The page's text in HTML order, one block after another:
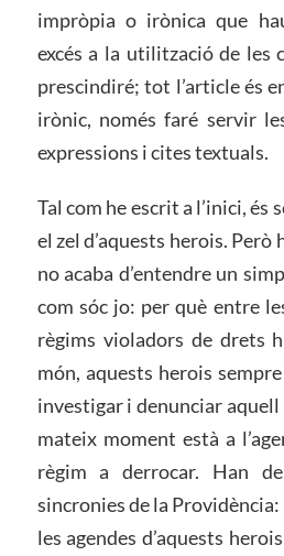
impròpia o irònica que
excés a la utilització de les
prescindiré; tot l’article és
irònic, només faré servir
expressions i cites textuals.
Tal com he escrit a l’inici, és
el zel d’aquests herois. Però
no acaba d’entendre un
com sóc jo: per què entre
règims violadors de drets
món, aquests herois
investigar i denunciar aquell
mateix moment està a
règim a derrocar. Han
sincronies de la
les agendes d’aquests